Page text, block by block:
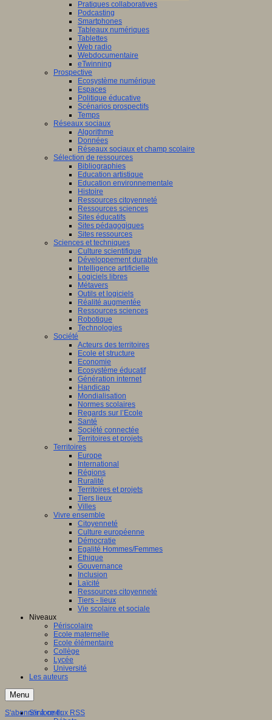
Pratiques collaboratives
Podcasting
Smartphones
Tableaux numériques
Tablettes
Web radio
Webdocumentaire
eTwinning
Prospective
Ecosystème numérique
Espaces
Politique éducative
Scénarios prospectifs
Temps
Réseaux sociaux
Algorithme
Données
Réseaux sociaux et champ scolaire
Sélection de ressources
Bibliographies
Education artistique
Education environnementale
Histoire
Ressources citoyenneté
Ressources sciences
Sites éducatifs
Sites pédagogiques
Sites ressources
Sciences et techniques
Culture scientifique
Développement durable
Intelligence artificielle
Logiciels libres
Métavers
Outils et logiciels
Réalité augmentée
Ressources sciences
Robotique
Technologies
Société
Acteurs des territoires
Ecole et structure
Economie
Ecosystème éducatif
Génération internet
Handicap
Mondialisation
Normes scolaires
Regards sur l’Ecole
Santé
Société connectée
Territoires et projets
Territoires
Europe
International
Régions
Ruralité
Territoires et projets
Tiers lieux
Villes
Vivre ensemble
Citoyenneté
Culture européenne
Démocratie
Egalité Hommes/Femmes
Ethique
Gouvernance
Inclusion
Laïcité
Ressources citoyenneté
Tiers - lieux
Vie scolaire et sociale
Niveaux
Périscolaire
Ecole maternelle
Ecole élémentaire
Collège
Lycée
Université
Les auteurs
Menu
S'informer
S'abonner à ce flux RSS